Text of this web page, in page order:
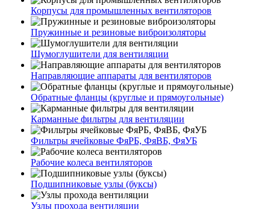
Корпусы для промышленных вентиляторов
Пружинные и резиновые виброизоляторы
Шумоглушители для вентиляции
Направляющие аппараты для вентиляторов
Обратные фланцы (круглые и прямоугольные)
Карманные фильтры для вентиляции
Фильтры ячейковые ФяРБ, ФяВБ, ФяУБ
Рабочие колеса вентиляторов
Подшипниковые узлы (буксы)
Узлы прохода вентиляции